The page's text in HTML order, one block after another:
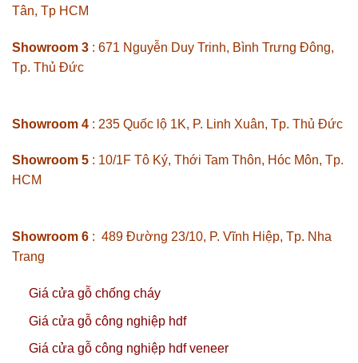
Tân, Tp HCM
Showroom 3 : 671 Nguyễn Duy Trinh, Bình Trưng Đông,
Tp. Thủ Đức
Showroom 4 : 235 Quốc lộ 1K, P. Linh Xuân, Tp. Thủ Đức
Showroom 5 : 10/1F Tô Ký, Thới Tam Thôn, Hóc Môn, Tp.
HCM
Showroom 6 : 489 Đường 23/10, P. Vĩnh Hiệp, Tp. Nha
Trang
Giá cửa gỗ chống cháy
Giá cửa gỗ công nghiệp hdf
Giá cửa gỗ công nghiệp hdf veneer